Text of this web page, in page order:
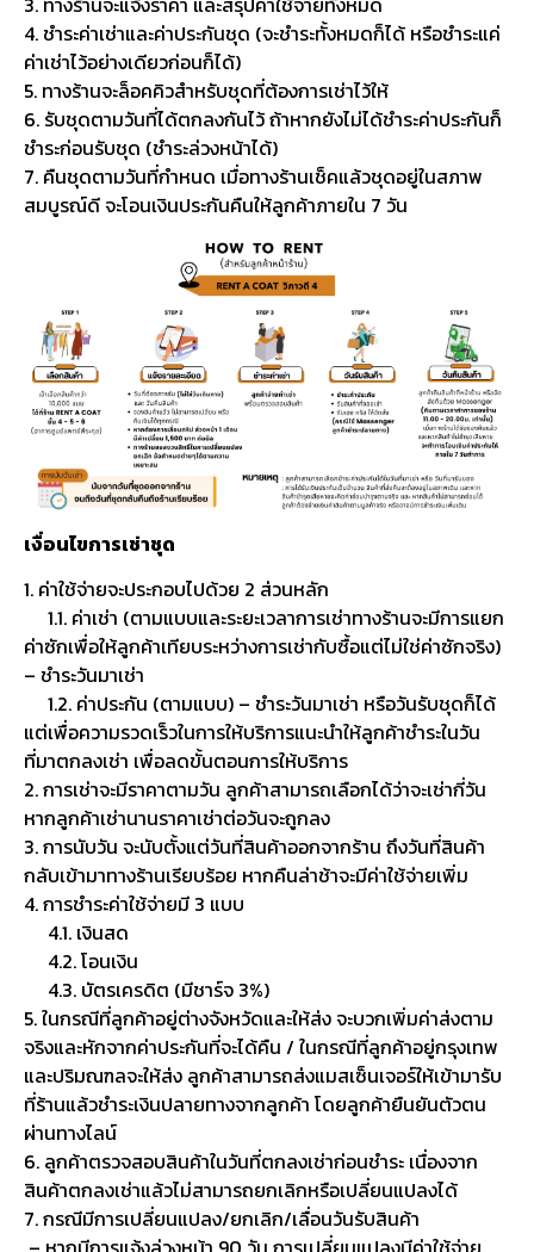
4. ชำระค่าเช่าและค่าประกันชุด (จะชำระทั้งหมดก็ได้ หรือชำระแค่
ค่าเช่าไว้อย่างเดียวก่อนก็ได้)
5. ทางร้านจะล็อคคิวสำหรับชุดที่ต้องการเช่าไว้ให้
6. รับชุดตามวันที่ได้ตกลงกันไว้ ถ้าหากยังไม่ได้ชำระค่าประกันก็
ชำระก่อนรับชุด (ชำระล่วงหน้าได้)
7. คืนชุดตามวันที่กำหนด เมื่อทางร้านเช็คแล้วชุดอยู่ในสภาพ
สมบูรณ์ดี จะโอนเงินประกันคืนให้ลูกค้าภายใน 7 วัน
เงื่อนไขการเช่าชุด
1. ค่าใช้จ่ายจะประกอบไปด้วย 2 ส่วนหลัก
1.1. ค่าเช่า (ตามแบบและระยะเวลาการเช่าทางร้านจะมีการแยก
ค่าซักเพื่อให้ลูกค้าเทียบระหว่างการเช่ากับซื้อแต่ไม่ใช่ค่าซักจริง)
– ชำระวันมาเช่า
1.2. ค่าประกัน (ตามแบบ) – ชำระวันมาเช่า หรือวันรับชุดก็ได้
แต่เพื่อความรวดเร็วในการให้บริการแนะนำให้ลูกค้าชำระในวัน
ที่มาตกลงเช่า เพื่อลดขั้นตอนการให้บริการ
2. การเช่าจะมีราคาตามวัน ลูกค้าสามารถเลือกได้ว่าจะเช่ากี่วัน
หากลูกค้าเช่านานราคาเช่าต่อวันจะถูกลง
3. การนับวัน จะนับตั้งแต่วันที่สินค้าออกจากร้าน ถึงวันที่สินค้า
กลับเข้ามาทางร้านเรียบร้อย หากคืนล่าช้าจะมีค่าใช้จ่ายเพิ่ม
4. การชำระค่าใช้จ่ายมี 3 แบบ
4.1. เงินสด
4.2. โอนเงิน
4.3. บัตรเครดิต (มีชาร์จ 3%)
5. ในกรณีที่ลูกค้าอยู่ต่างจังหวัดและให้ส่ง จะบวกเพิ่มค่าส่งตาม
จริงและหักจากค่าประกันที่จะได้คืน / ในกรณีที่ลูกค้าอยู่กรุงเทพ
และปริมณฑลจะให้ส่ง ลูกค้าสามารถส่งแมสเซ็นเจอร์ให้เข้ามารับ
ที่ร้านแล้วชำระเงินปลายทางจากลูกค้า โดยลูกค้ายืนยันตัวตน
ผ่านทางไลน์
6. ลูกค้าตรวจสอบสินค้าในวันที่ตกลงเช่าก่อนชำระ เนื่องจาก
สินค้าตกลงเช่าแล้วไม่สามารถยกเลิกหรือเปลี่ยนแปลงได้
7. กรณีมีการเปลี่ยนแปลง/ยกเลิก/เลื่อนวันรับสินค้า